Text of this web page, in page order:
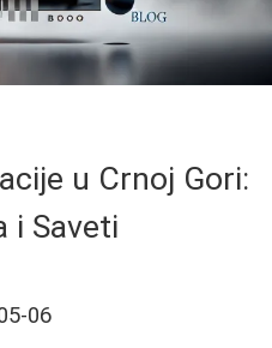
u Crnoj Gori:
i Saveti
06